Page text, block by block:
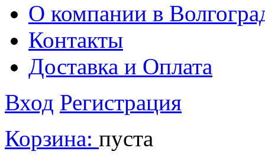
О компании в
Контакты
Доставка и Оплата
Вход Регистрация
Корзина: пуста